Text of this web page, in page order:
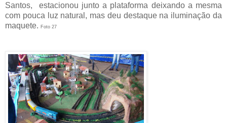
Santos, estacionou junto a plataforma deixando a mesma
com pouca luz natural, mas deu destaque na iluminação da
maquete. Foto 27